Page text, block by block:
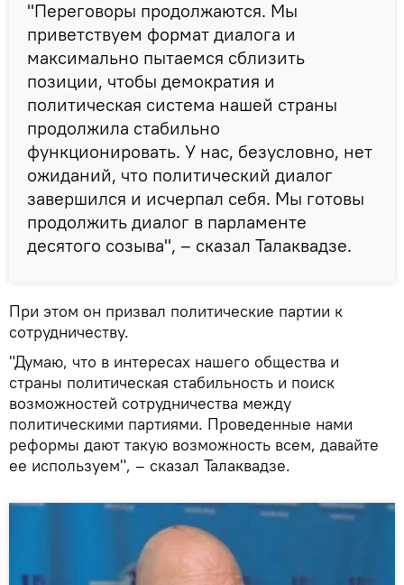
"Переговоры продолжаются. Мы
приветствуем формат диалога и
максимально пытаемся сблизить
позиции, чтобы демократия и
политическая система нашей страны
продолжила стабильно
функционировать. У нас, безусловно, нет
ожиданий, что политический диалог
завершился и исчерпал себя. Мы готовы
продолжить диалог в парламенте
десятого созыва", – сказал Талаквадзе.
При этом он призвал политические партии к
сотрудничеству.
"Думаю, что в интересах нашего общества и
страны политическая стабильность и поиск
возможностей сотрудничества между
политическими партиями. Проведенные нами
реформы дают такую возможность всем, давайте
ее используем", – сказал Талаквадзе.